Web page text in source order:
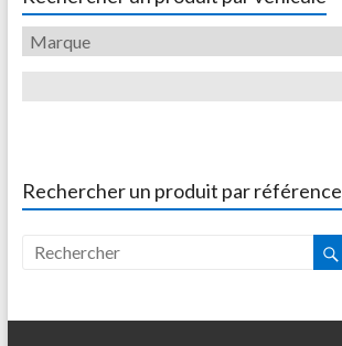
Rechercher un produit par référence